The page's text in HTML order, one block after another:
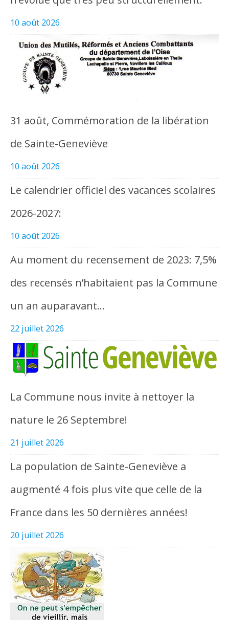
10 août 2026
31 août, Commémoration de la libération
de Sainte-Geneviève
10 août 2026
Le calendrier officiel des vacances scolaires
2026-2027:
10 août 2026
Au moment du recensement de 2023: 7,5%
des recensés n’habitaient pas la Commune
un an auparavant…
22 juillet 2026
La Commune nous invite à nettoyer la
nature le 26 Septembre!
21 juillet 2026
La population de Sainte-Geneviève a
augmenté 4 fois plus vite que celle de la
France dans les 50 dernières années!
20 juillet 2026